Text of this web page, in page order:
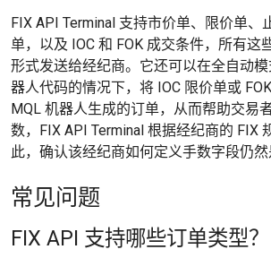
FIX API Terminal 支持市价单、限价单、
单，以及 IOC 和 FOK 成交条件，所有这
形式发送给经纪商。它还可以在全自动
器人代码的情况下，将 IOC 限价单或
MQL 机器人生成的订单，从而帮助交易
数，FIX API Terminal 根据经纪商的 FIX
此，确认该经纪商如何定义手数字段仍
常见问题
FIX API 支持哪些订单类型？